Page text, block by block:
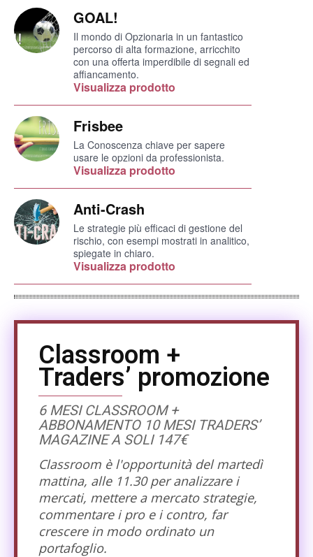
GOAL!
Il mondo di Opzionaria in un fantastico
percorso di alta formazione, arricchito
con una offerta imperdibile di segnali ed
affiancamento.
Visualizza prodotto
Frisbee
La Conoscenza chiave per sapere
usare le opzioni da professionista.
Visualizza prodotto
Anti-Crash
Le strategie più efficaci di gestione del
rischio, con esempi mostrati in analitico,
spiegate in chiaro.
Visualizza prodotto
Classroom +
Traders’ promozione
6 MESI CLASSROOM +
ABBONAMENTO 10 MESI TRADERS’
MAGAZINE A SOLI 147€
Classroom è l'opportunità del martedì
mattina, alle 11.30 per analizzare i
mercati, mettere a mercato strategie,
commentare i pro e i contro, far
crescere in modo ordinato un
portafoglio.